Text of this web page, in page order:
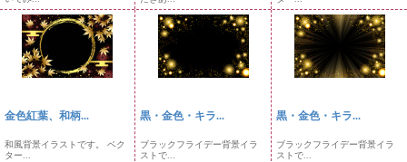
金色紅葉、和柄...
和風背景イラストです。 ベク
ター...
黒・金色・キラ...
ブラックフライデー背景イラ
ストで...
黒・金色・キラ...
ブラックフライデー背景イラ
ストで...